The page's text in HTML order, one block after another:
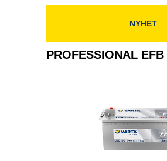
NYHET
PROFESSIONAL